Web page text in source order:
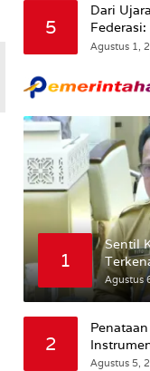
5
Dari
Putih Di
Agustus 1,
1
Sentil
Sore
Agustus
2
Hidup
Agustus 5,